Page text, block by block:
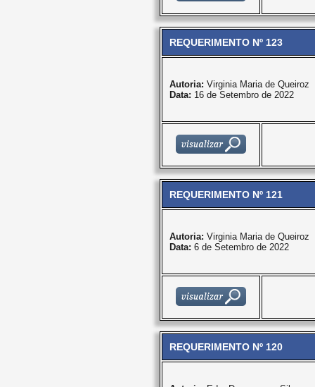
REQUERIMENTO Nº 123
Autoria: Virginia Maria de Queiroz
Data: 16 de Setembro de 2022
REQUERIMENTO Nº 121
Autoria: Virginia Maria de Queiroz
Data: 6 de Setembro de 2022
REQUERIMENTO Nº 120